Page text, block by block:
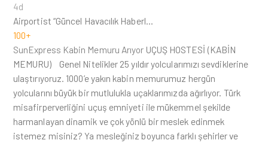
4d
Airportist “Güncel Havacılık Haberl…
100+
SunExpress Kabin Memuru Arıyor UÇUŞ HOSTESİ (KABİN
MEMURU) Genel Nitelikler 25 yıldır yolcularımızı sevdiklerine
ulaştırıyoruz. 1000’e yakın kabin memurumuz hergün
yolcularını büyük bir mutlulukla uçaklarımızda ağırlıyor. Türk
misafirperverliğini uçuş emniyeti ile mükemmel şekilde
harmanlayan dinamik ve çok yönlü bir meslek edinmek
istemez misiniz? Ya mesleğiniz boyunca farklı şehirler ve